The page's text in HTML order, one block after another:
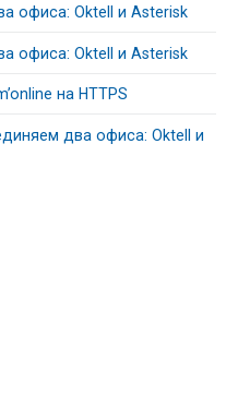
офиса: Oktell и Asterisk
офиса: Oktell и Asterisk
на HTTPS
два офиса: Oktell и